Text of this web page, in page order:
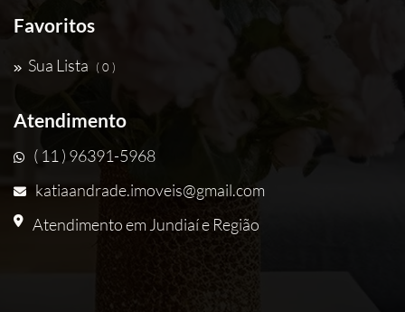
Favoritos
Sua Lista ( 0 )
Atendimento
( 11 ) 96391-5968
katiaandrade.imoveis@gmail.com
Atendimento em Jundiaí e Região